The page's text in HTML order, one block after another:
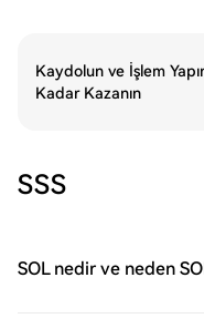
Kaydolun ve İşlem
Kadar Kazanın
SSS
SOL nedir ve neden